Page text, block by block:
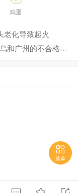
鸡蛋
老化导致起火
下一篇：马德里Usera警方查获一批来自义乌和广州的不合格眼霜和化妆品！ ... ...

菜单